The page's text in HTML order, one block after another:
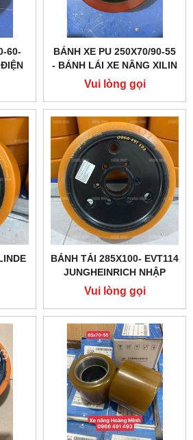
60-
BÁNH XE PU 250X70/90-55
- BÁNH LÁI XE NÂNG XILIN
CHỊU TẢI CAO, ĐỘ BÊN
VƯỢT TRỘI
Vui lòng gọi
BÁNH TẢI 285X100- EVT114
JUNGHEINRICH NHẬP
KHẨU
Vui lòng gọi